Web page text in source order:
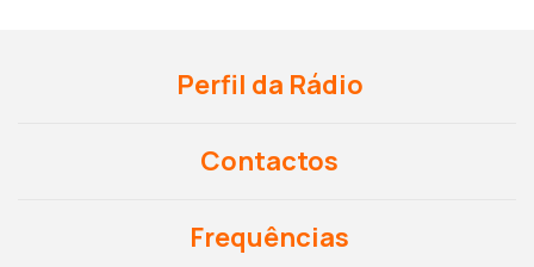
Perfil da Rádio
Contactos
Frequências